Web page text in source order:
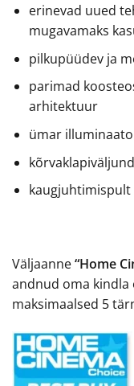
erinevad uued
mugavamaks
pilkupüüdev ja
parimad
arhitektuur
ümar
kõrvaklapiväljund
kaugjuhtimispult
Väljaanne“Home
andnud oma kindla
maksimaalsed 5